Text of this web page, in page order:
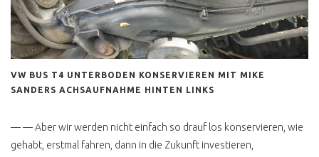
VW BUS RESTAURATION
SANDSTRAHLEN
HOHLRAUMKONSERVIERUNG
VW BUS T4 UNTERBODEN KONSERVIEREN MIT MIKE
SANDERS ACHSAUFNAHME HINTEN LINKS
— — Aber wir werden nicht einfach so drauf los konservieren, wie
gehabt, erstmal fahren, dann in die Zukunft investieren,